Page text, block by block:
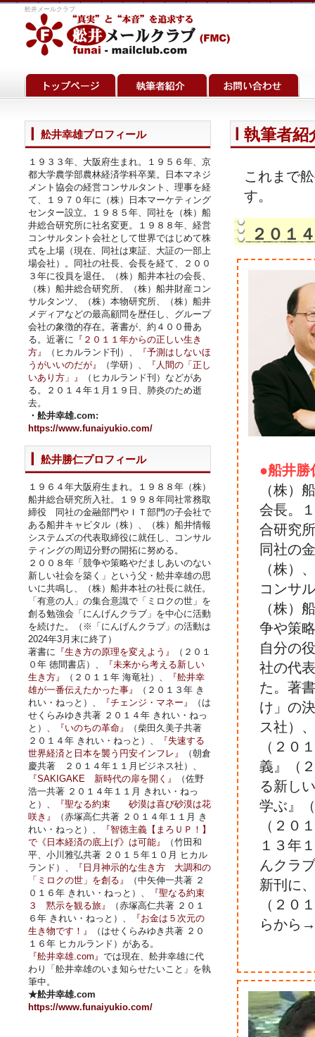
舩井メールクラブ
執筆者紹
これまで
す。
２０１
●船井
（株）
会長。
合研究
同社の
（株）
コンサ
（株）
争や策
自分の
社の代
た。著
け」の
ス社）
（２０
義』（
る新し
学ぶ』
（２０
１３年
んクラ
新刊に
（２０
らから
舩井幸雄プロフィール
１９３３年、大阪府生まれ。１９５６年、京
都大学農学部農林経済学科卒業。日本マネジ
メント協会の経営コンサルタント、理事を経
て、１９７０年に（株）日本マーケティング
センター設立。１９８５年、同社を（株）船
井総合研究所に社名変更。１９８８年、経営
コンサルタント会社として世界ではじめて株
式を上場（現在、同社は東証、大証の一部上
場会社）。同社の社長、会長を経て、２００
３年に役員を退任。（株）船井本社の会長、
（株）船井総合研究所、（株）船井財産コン
サルタンツ、（株）本物研究所、（株）船井
メディアなどの最高顧問を歴任し、グループ
会社の象徴的存在。著書が、約４００冊あ
る。近著に 『２０１１年からの正しい生き
方』
（ヒカルランド刊）、
『予測はしないほ
うがいいのだが』
（学研）、
『人間の「正し
いあり方」』
（ヒカルランド刊）などがあ
る。２０１４年１月１９日、肺炎のため逝
去。
・舩井幸雄.com:
https://www.funaiyukio.com/
舩井勝仁プロフィール
１９６４年大阪府生まれ。１９８８年（株）
船井総合研究所入社。１９９８年同社常務取
締役 同社の金融部門やＩＴ部門の子会社で
ある船井キャピタル（株）、（株）船井情報
システムズの代表取締役に就任し、コンサル
ティングの周辺分野の開拓に努める。
２００８年「競争や策略やだましあいのない
新しい社会を築く」という父・舩井幸雄の思
いに共鳴し、（株）船井本社の社長に就任。
「有意の人」の集合意識で「ミロクの世」を
創る勉強会「にんげんクラブ」を中心に活動
を続けた。（※「にんげんクラブ」の活動は
2024年3月末に終了）
著書に 『生き方の原理を変えよう』
（２０１
０年 徳間書店）、
『未来から考える新しい
生き方』
（２０１１年 海竜社）、
『舩井幸
雄が一番伝えたかった事』
（２０１３年 き
れい・ねっと）、
『チェンジ・マネー』
（は
せくらみゆき共著 ２０１４年 きれい・ねっ
と）、
『いのちの革命』
（柴田久美子共著
２０１４年 きれい・ねっと）、
『失速する
世界経済と日本を襲う円安インフレ』
（朝倉
慶共著 ２０１４年１１月ビジネス社）、
『SAKIGAKE 新時代の扉を開く』
（佐野
浩一共著 ２０１４年１１月 きれい・ねっ
と）、
『聖なる約束 砂漠は喜び砂漠は花
咲き』
（赤塚高仁共著 ２０１４年１１月 き
れい・ねっと）、
『智徳主義【まろＵＰ！】
で《日本経済の底上げ》は可能』
（竹田和
平、小川雅弘共著 ２０１５年１０月 ヒカル
ランド）、
『日月神示的な生き方 大調和の
「ミロクの世」を創る』
（中矢伸一共著 ２
０１６年 きれい・ねっと）、
『聖なる約束
３ 黙示を観る旅』
（赤塚高仁共著 ２０１
６年 きれい・ねっと）、
『お金は５次元の
生き物です！』
（はせくらみゆき共著 ２０
１６年 ヒカルランド）がある。
『舩井幸雄.com』 では現在、舩井幸雄に代
わり「舩井幸雄のいま知らせたいこと」を執
筆中。
★舩井幸雄.com
https://www.funaiyukio.com/